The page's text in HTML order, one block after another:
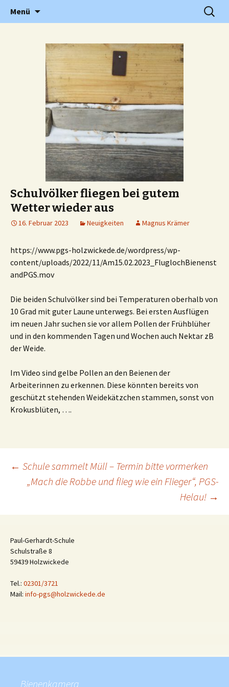
PGS
Grundschule in Holzwickede Hengsen
Menü
Suchen
nach:
Schulvölker fliegen bei gutem
Wetter wieder aus
16. Februar 2023 Neuigkeiten Magnus Krämer
https://www.pgs-holzwickede.de/wordpress/wp-
content/uploads/2022/11/Am15.02.2023_FluglochBienenst
andPGS.mov
Die beiden Schulvölker sind bei Temperaturen oberhalb von
10 Grad mit guter Laune unterwegs. Bei ersten Ausflügen
im neuen Jahr suchen sie vor allem Pollen der Frühblüher
und in den kommenden Tagen und Wochen auch Nektar zB
der Weide.
Im Video sind gelbe Pollen an den Beienen der
Arbeiterinnen zu erkennen. Diese könnten bereits von
geschützt stehenden Weidekätzchen stammen, sonst von
Krokusblüten, ….
Beitragsnavigation
← Schule sammelt Müll – Termin bitte vormerken
„Mach die Robbe und flieg wie ein Flieger“, PGS-
Helau! →
Paul-Gerhardt-Schule
Schulstraße 8
59439 Holzwickede
Tel.: 02301/3721
Mail: info-pgs@holzwickede.de
Bienenkamera